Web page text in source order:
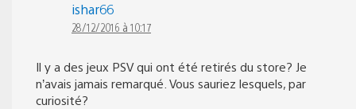
ishar66
28/12/2016 à 10:17
Il y a des jeux PSV qui ont été retirés du store? Je
n’avais jamais remarqué. Vous sauriez lesquels, par
curiosité?